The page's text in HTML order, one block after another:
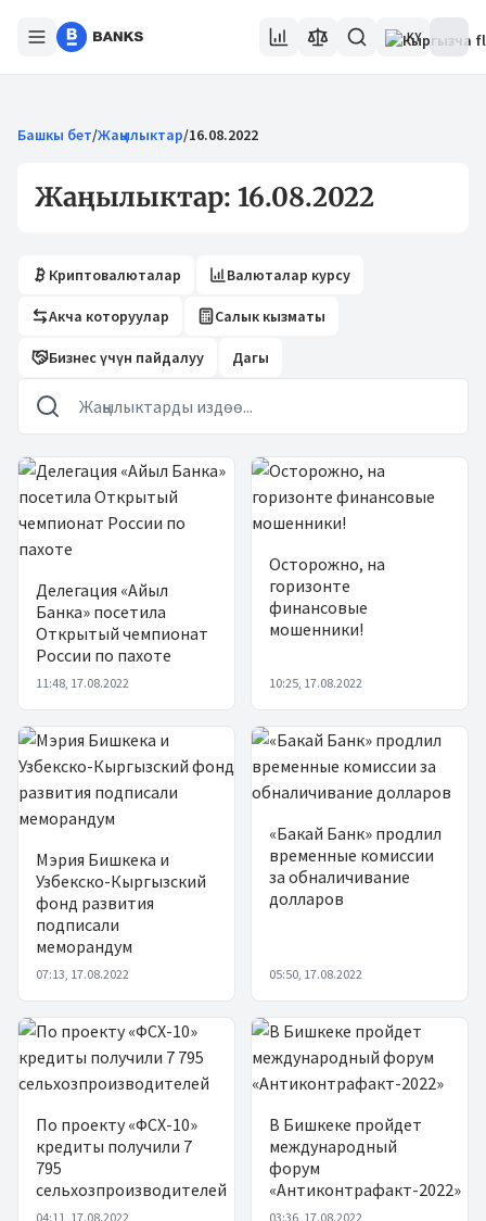
KY
Башкы бет/Жаңылыктар/16.08.2022
Жаңылыктар: 16.08.2022
Криптовалюталар Валюталар курсу
Акча которуулар Салык кызматы
Бизнес үчүн пайдалуу Дагы
Жаңылыктар
Делегация «Айыл
Банка» посетила
Открытый чемпионат
России по пахоте
11:48, 17.08.2022
Осторожно, на
горизонте
финансовые
мошенники!
10:25, 17.08.2022
Мэрия Бишкека и
Узбекско-Кыргызский
фонд развития
подписали
меморандум
07:13, 17.08.2022
«Бакай Банк» продлил
временные комиссии
за обналичивание
долларов
05:50, 17.08.2022
По проекту «ФСХ-10»
кредиты получили 7
795
сельхозпроизводителей
04:11, 17.08.2022
В Бишкеке пройдет
международный
форум
«Антиконтрафакт-2022»
03:36, 17.08.2022